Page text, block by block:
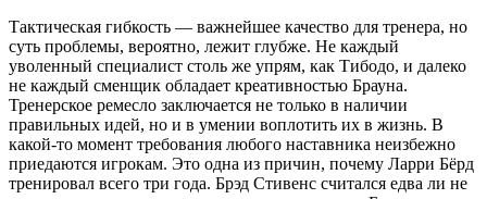
Тактическая гибкость — важнейшее качество для тренера, но
суть проблемы, вероятно, лежит глубже. Не каждый
уволенный специалист столь же упрям, как Тибодо, и далеко
не каждый сменщик обладает креативностью Брауна.
Тренерское ремесло заключается не только в наличии
правильных идей, но и в умении воплотить их в жизнь. В
какой-то момент требования любого наставника неизбежно
приедаются игрокам. Это одна из причин, почему Ларри Бёрд
тренировал всего три года. Брэд Стивенс считался едва ли не